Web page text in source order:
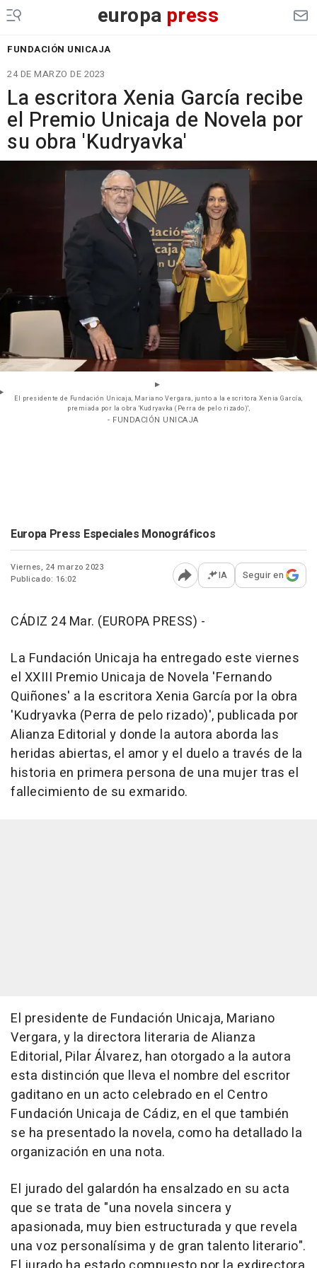
europa press
FUNDACIÓN UNICAJA
24 DE MARZO DE 2023
La escritora Xenia García recibe
el Premio Unicaja de Novela por
su obra 'Kudryavka'
El presidente de Fundación Unicaja, Mariano Vergara, junto a la escritora Xenia García,
premiada por la obra 'Kudryavka (Perra de pelo rizado)',
- FUNDACIÓN UNICAJA
Europa Press Especiales Monográficos
Viernes, 24 marzo 2023
Publicado: 16:02
Abrir opciones para
IA Seguir en
CÁDIZ 24 Mar. (EUROPA PRESS) -
La Fundación Unicaja ha entregado este viernes
el XXIII Premio Unicaja de Novela 'Fernando
Quiñones' a la escritora Xenia García por la obra
'Kudryavka (Perra de pelo rizado)', publicada por
Alianza Editorial y donde la autora aborda las
heridas abiertas, el amor y el duelo a través de la
historia en primera persona de una mujer tras el
fallecimiento de su exmarido.
El presidente de Fundación Unicaja, Mariano
Vergara, y la directora literaria de Alianza
Editorial, Pilar Álvarez, han otorgado a la autora
esta distinción que lleva el nombre del escritor
gaditano en un acto celebrado en el Centro
Fundación Unicaja de Cádiz, en el que también
se ha presentado la novela, como ha detallado la
organización en una nota.
El jurado del galardón ha ensalzado en su acta
que se trata de "una novela sincera y
apasionada, muy bien estructurada y que revela
una voz personalísima y de gran talento literario".